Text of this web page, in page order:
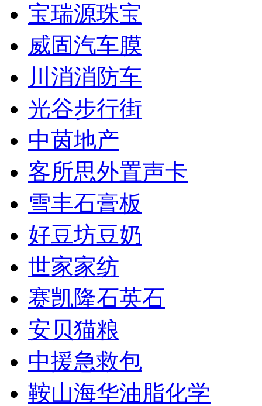
宝瑞源珠宝
威固汽车膜
川消消防车
光谷步行街
中茵地产
客所思外置声卡
雪丰石膏板
好豆坊豆奶
世家家纺
赛凯隆石英石
安贝猫粮
中援急救包
鞍山海华油脂化学